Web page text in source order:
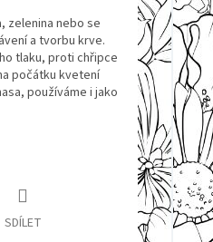
zelenina nebo se
a tvorbu krve.
tlaku, proti chřipce
počátku kvetení
používáme i jako
SDÍLET